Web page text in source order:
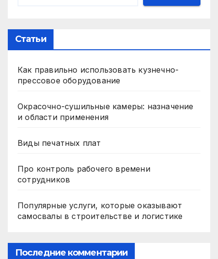
Статьи
Как правильно использовать кузнечно-
прессовое оборудование
Окрасочно-сушильные камеры: назначение
и области применения
Виды печатных плат
Про контроль рабочего времени
сотрудников
Популярные услуги, которые оказывают
самосвалы в строительстве и логистике
Последние комментарии